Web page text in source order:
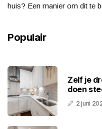
huis? Een manier om dit te
Populair
Zelf je
doen
2 juni